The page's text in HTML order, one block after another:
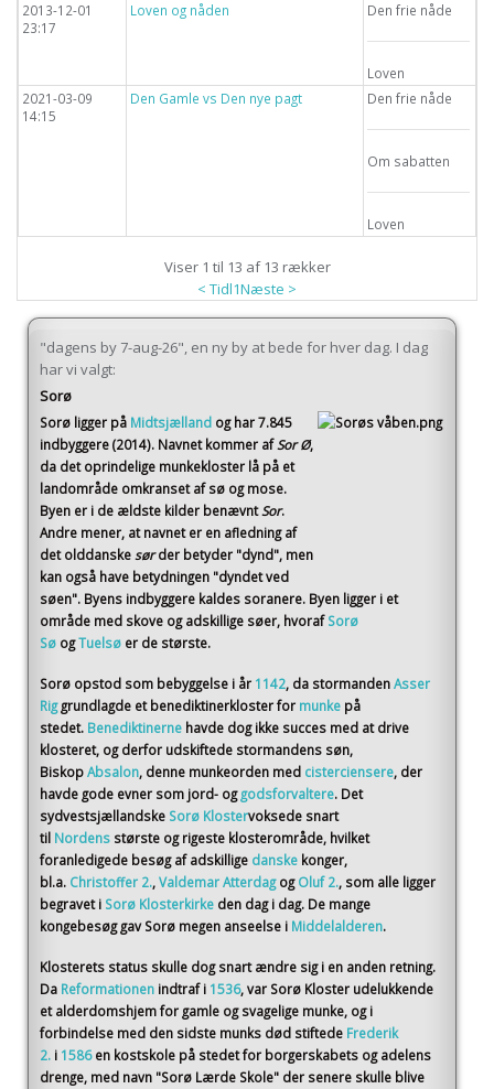
2013-12-01
23:17
Loven og nåden Den frie nåde
Loven
2021-03-09
14:15
Den Gamle vs Den nye pagt Den frie nåde
Om sabatten
Loven
Viser 1 til 13 af 13 rækker
< Tidl1Næste >
"dagens by 7-aug-26", en ny by at bede for hver dag. I dag
har vi valgt:
Sorø
Sorø ligger på Midtsjælland og har 7.845
indbyggere (2014). Navnet kommer af Sor Ø,
da det oprindelige munkekloster lå på et
landområde omkranset af sø og mose.
Byen er i de ældste kilder benævnt Sor.
Andre mener, at navnet er en afledning af
det olddanske sør der betyder "dynd", men
kan også have betydningen "dyndet ved
søen". Byens indbyggere kaldes soranere. Byen ligger i et
område med skove og adskillige søer, hvoraf Sorø
Sø ogTuelsø er de største.
Sorø opstod som bebyggelse i år 1142, da stormandenAsser
Rig grundlagde et benediktinerkloster for munke på
stedet. Benediktinerne havde dog ikke succes med at drive
klosteret, og derfor udskiftede stormandens søn,
BiskopAbsalon, denne munkeorden med cisterciensere, der
havde gode evner som jord- og godsforvaltere. Det
sydvestsjællandske Sorø Klostervoksede snart
til Nordens største og rigeste klosterområde, hvilket
foranledigede besøg af adskillige danske konger,
bl.a. Christoffer 2.,Valdemar Atterdag og Oluf 2., som alle ligger
begravet i Sorø Klosterkirke den dag i dag. De mange
kongebesøg gav Sorø megen anseelse i Middelalderen.
Klosterets status skulle dog snart ændre sig i en anden retning.
Da Reformationen indtraf i 1536, var Sorø Kloster udelukkende
et alderdomshjem for gamle og svagelige munke, og i
forbindelse med den sidste munks død stiftede Frederik
2. i 1586 en kostskole på stedet for borgerskabets og adelens
drenge, med navn "Sorø Lærde Skole" der senere skulle blive